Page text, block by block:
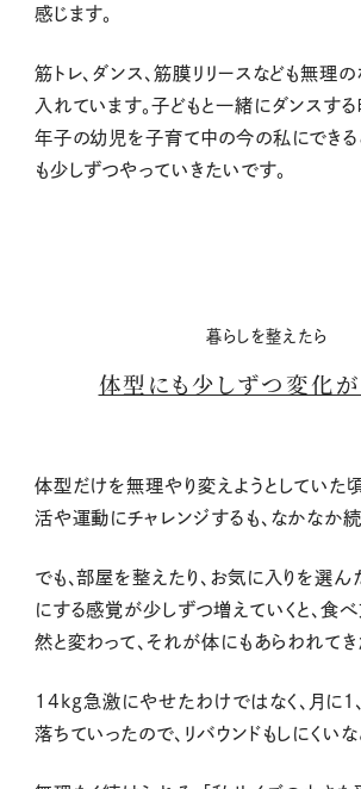
感じます。
筋トレ、ダンス、筋膜リリースなども無理
入れています。子どもと一緒にダンスす
年子の幼児を子育て中の今の私にできる
も少しずつやっていきたいです。
暮らしを整えたら
体型にも少しずつ変
体型だけを無理やり変えようとしていた
活や運動にチャレンジするも、なかなか続
でも、部屋を整えたり、お気に入りを選ん
にする感覚が少しずつ増えていくと、食
然と変わって、それが体にもあらわれてき
14kg急激にやせたわけではなく、月に１
落ちていったので、リバウンドもしにくいな